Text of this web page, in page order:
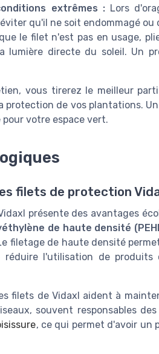
extrêmes :Lors
qu'il ne soit endommagé
le filet n'est pas en usage,
directe du soleil. Un
vous tirerez le meilleur
protection de vos plantations.
votre espace vert.
filets de protection
présente des avantages
de haute densité
filetage de haute densité
réduire l'utilisation de
filets de Vidaxl aident à
souvent responsables
, ce qui permet d'avoir un